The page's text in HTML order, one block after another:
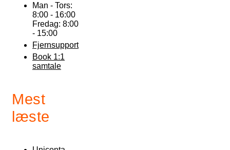
Man - Tors:
8:00 - 16:00
Fredag: 8:00
- 15:00
Fjernsupport
Book 1:1
samtale
Mest
læste